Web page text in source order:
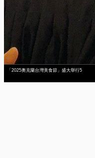
「2025奧克蘭台灣美食節」盛大舉行5